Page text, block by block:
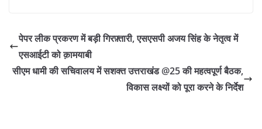
पेपर लीक प्रकरण में बड़ी गिरफ़्तारी, एसएसपी अजय सिंह के नेतृत्व में
एसआईटी को क़ामयाबी
सीएम धामी की सचिवालय में सशक्त उत्तराखंड @25 की महत्वपूर्ण बैठक,
विकास लक्ष्यों को पूरा करने के निर्देश